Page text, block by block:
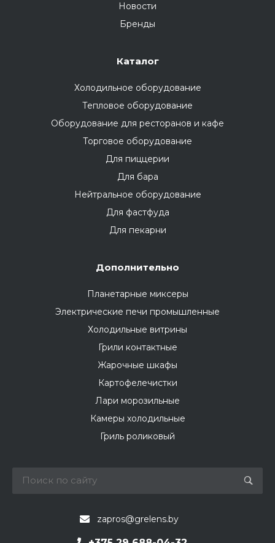
Новости
Бренды
Каталог
Холодильное оборудование
Тепловое оборудование
Оборудование для ресторанов и кафе
Торговое оборудование
Для пиццерии
Для бара
Нейтральное оборудование
Для фастфуда
Для пекарни
Дополнительно
Планетарные миксеры
Электрические печи промышленные
Холодильные витрины
Грили контактные
Жарочные шкафы
Картофелечистки
Лари морозильные
Камеры холодильные
Гриль роликовый
zapros@grelens.by